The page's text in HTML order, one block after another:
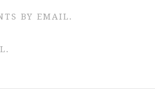
BY EMAIL.